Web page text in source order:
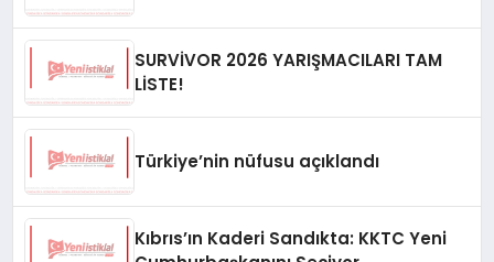
SURVİVOR 2026 YARIŞMACILARI TAM
LİSTE!
Türkiye’nin nüfusu açıklandı
Kıbrıs’ın Kaderi Sandıkta: KKTC Yeni